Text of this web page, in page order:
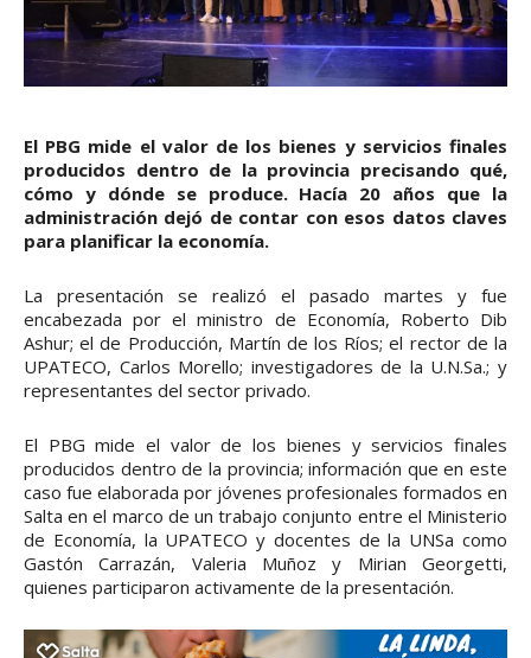
El PBG mide el valor de los bienes y servicios finales
producidos dentro de la provincia precisando qué,
cómo y dónde se produce. Hacía 20 años que la
administración dejó de contar con esos datos claves
para planificar la economía.
La presentación se realizó el pasado martes y fue
encabezada por el ministro de Economía, Roberto Dib
Ashur; el de Producción, Martín de los Ríos; el rector de la
UPATECO, Carlos Morello; investigadores de la U.N.Sa.; y
representantes del sector privado.
El PBG mide el valor de los bienes y servicios finales
producidos dentro de la provincia; información que en este
caso fue elaborada por jóvenes profesionales formados en
Salta en el marco de un trabajo conjunto entre el Ministerio
de Economía, la UPATECO y docentes de la UNSa como
Gastón Carrazán, Valeria Muñoz y Mirian Georgetti,
quienes participaron activamente de la presentación.